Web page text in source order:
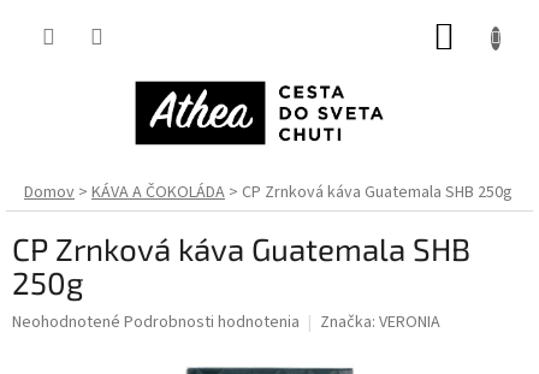
Domov KÁVA A ČOKOLÁDA CP Zrnková káva Guatemala SHB 250g
CP Zrnková káva Guatemala SHB
250g
Priemerné
Neohodnotené Podrobnosti hodnotenia Značka: VERONIA